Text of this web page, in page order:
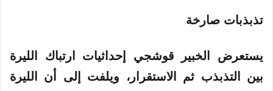
تذبذبات صارخة
يستعرض الخبير قوشجي إحداثيات ارتباك الليرة
بين التذبذب ثم الاستقرار، ويلفت إلى أن الليرة